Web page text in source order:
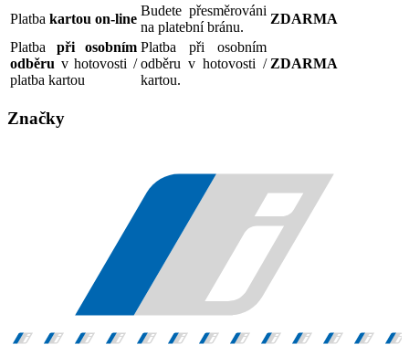
Platba kartou on-line
Budete přesměrováni
na platební bránu.
ZDARMA
Platba při osobním
odběru v hotovosti /
platba kartou
Platba při osobním
odběru v hotovosti /
kartou.
ZDARMA
Značky